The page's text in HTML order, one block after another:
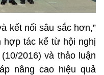
kết nối sâu sắc hơn,”
hợp tác kể từ hội nghị
2016) và thảo luận
nâng cao hiệu quả